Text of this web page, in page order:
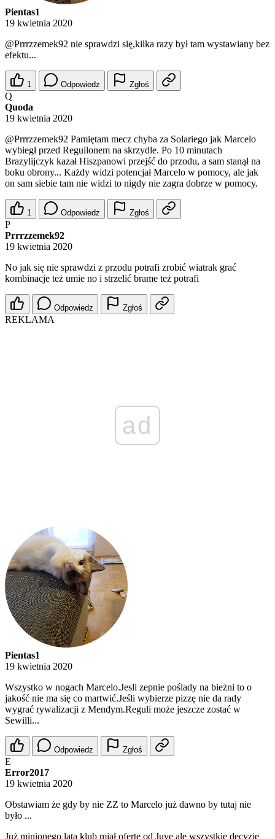
Pientas1
19 kwietnia 2020
@Prrrzzemek92 nie sprawdzi się,kilka razy był tam wystawiany bez
efektu...
1 Odpowiedz Zgłoś
Q
Quoda
19 kwietnia 2020
@Prrrzzemek92 Pamiętam mecz chyba za Solariego jak Marcelo
wybiegł przed Reguilonem na skrzydle. Po 10 minutach
Brazylijczyk kazał Hiszpanowi przejść do przodu, a sam stanął na
boku obrony... Każdy widzi potencjał Marcelo w pomocy, ale jak
on sam siebie tam nie widzi to nigdy nie zagra dobrze w pomocy.
1 Odpowiedz Zgłoś
P
Prrrzzemek92
19 kwietnia 2020
No jak się nie sprawdzi z przodu potrafi zrobić wiatrak grać
kombinacje też umie no i strzelić brame też potrafi
Odpowiedz Zgłoś
REKLAMA
ad
Pientas1
19 kwietnia 2020
Wszystko w nogach Marcelo.Jesli zepnie poślady na bieżni to o
jakość nie ma się co martwić.Jeśli wybierze pizzę nie da rady
wygrać rywalizacji z Mendym.Reguli może jeszcze zostać w
Sewilli...
Odpowiedz Zgłoś
E
Error2017
19 kwietnia 2020
Obstawiam że gdy by nie ZZ to Marcelo już dawno by tutaj nie
było ...
Już minionego lata klub miał ofertę od Juve ale wszystkie decyzje